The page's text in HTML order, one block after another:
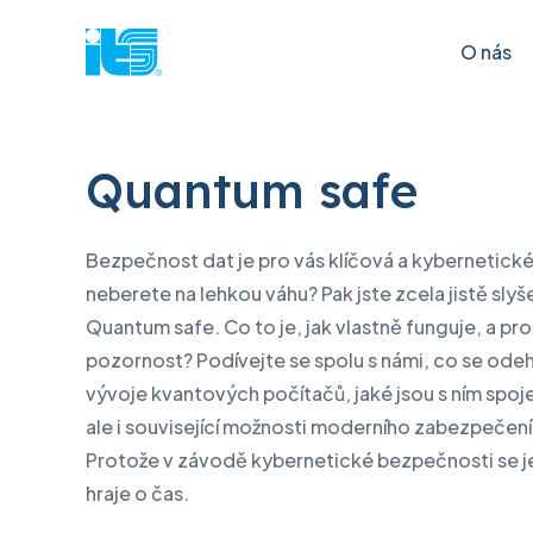
O nás
můžeme pomoci?
Kybernetická bezpečnost
Quantum safe
Postkvantová kryptografie
IT infrastruktura
Datová centra
& IT řešení
Produkty
Produkty
Produkty
centra
Software
Servis Lenovo Think
Servis Lenovo pro datová centra
Ověření stavu záruky
Ověření stavu zakázky
Quantum safe
Bezpečnost dat je pro vás klíčová a
neberete na lehkou váhu? Pak jste zcela jistě
Quantum safe. Co to je, jak vlastně funguje, a
pozornost? Podívejte se spolu s námi, co se
vývoje kvantových počítačů, jaké jsou s ním
ale i související možnosti moderního zabezpečení
Protože v závodě kybernetické bezpečnosti se
hraje o čas.